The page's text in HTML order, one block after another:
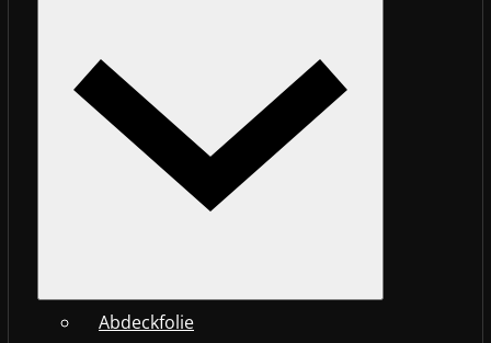
Abdeckfolie